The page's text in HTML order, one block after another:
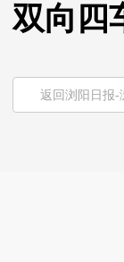
双向四
返回浏阳日报-